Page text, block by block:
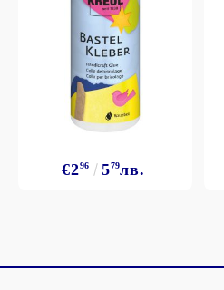
€296 579лв.